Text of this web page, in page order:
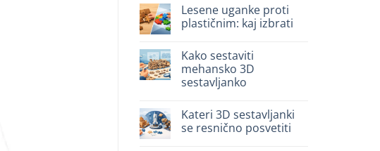
colla:
quali
scegliere
na
Legno
naturale
modellismo
Lesene uganke proti
plastičnim: kaj izbrati
na
Puzzle
legno
vs
scegliere
Kako sestaviti
mehansko 3D
sestavljanko
na
Come
assemblare
Kateri 3D sestavljanki
se resnično posvetiti